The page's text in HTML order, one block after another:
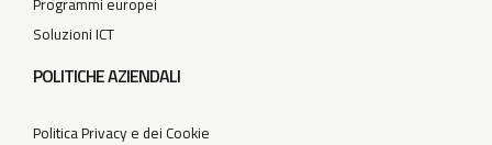
Soluzioni ICT
POLITICHE AZIENDALI
Politica Privacy e dei Cookie